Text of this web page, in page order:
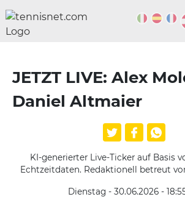
JETZT LIVE: Alex
Daniel Altmaier
KI-generierter Live-Ticker auf Basis
Echtzeitdaten. Redaktionell betreut
Dienstag - 30.06.2026 -